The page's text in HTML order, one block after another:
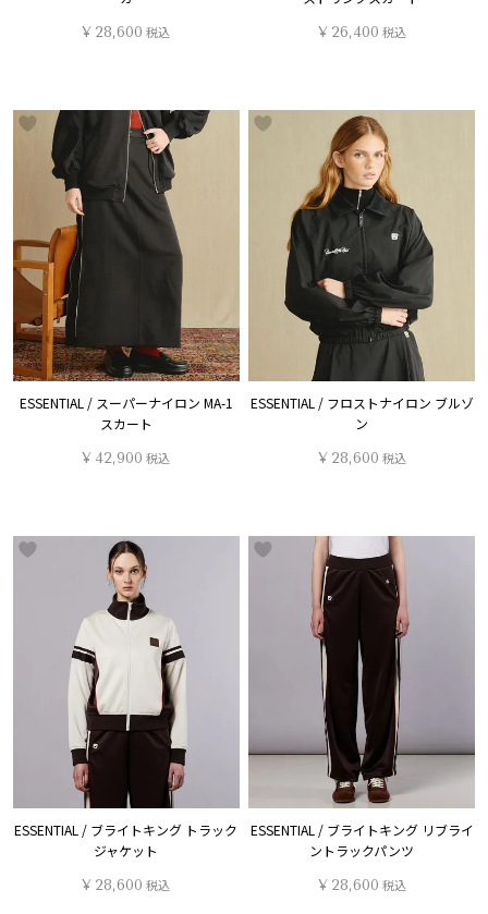
¥ 28,600 税込
¥ 26,400 税込
ESSENTIAL / スーパーナイロン MA-1
スカート
¥ 42,900 税込
ESSENTIAL / フロストナイロン ブルゾ
ン
¥ 28,600 税込
ESSENTIAL / ブライトキング トラック
ジャケット
¥ 28,600 税込
ESSENTIAL / ブライトキング リブライ
ントラックパンツ
¥ 28,600 税込